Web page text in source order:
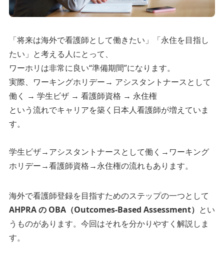
「将来は海外で看護師として働きたい」「永住を目指し
たい」と考える人にとって、
ワーホリは非常に良い“準備期間”になります。
実際、ワーキングホリデー→ アシスタントナースとして
働く → 学生ビザ → 看護師資格 → 永住権
という流れでキャリアを築く日本人看護師が増えていま
す。
学生ビザ→アシスタントナースとして働く→ワーキング
ホリデー→看護師資格→永住権の流れもあります。
海外で看護師登録を目指すためのステップの一つとして
AHPRA の OBA（Outcomes-Based Assessment） とい
うものがあります。今回はそれを分かりやすく解説しま
す。